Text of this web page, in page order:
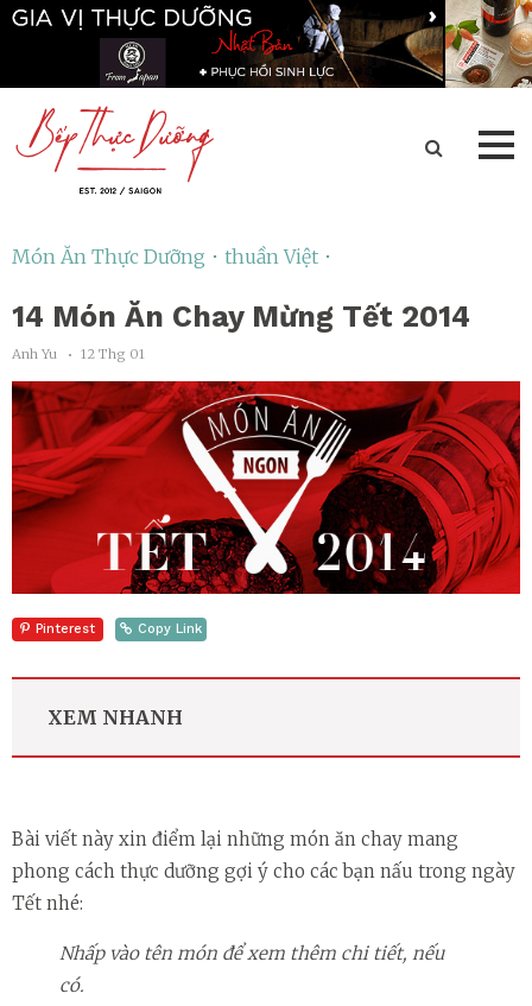
Món Ăn Thực Dưỡng ･ thuần Việt ･
14 Món Ăn Chay Mừng Tết 2014
Anh Yu 12 Thg 01
Pinterest Copy Link
XEM NHANH
Bài viết này xin điểm lại những món ăn chay mang
phong cách thực dưỡng gợi ý cho các bạn nấu trong ngày
Tết nhé:
Nhấp vào tên món để xem thêm chi tiết, nếu
có.